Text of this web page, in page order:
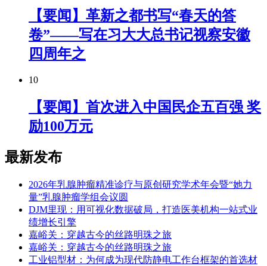
【要闻】革新之都书写“春天的答
卷”——写在习大大总书记视察安徽
四周年之
10
【要闻】首次进入中国民企五百强 奖
励100万元
最新发布
2026年乳腺肿瘤精准诊疗与原创研究学术年会暨“她力
量”乳腺肿瘤学组会议圆
DJM里现：用可视化数据破局，打造医美机构一站式业
绩增长引擎
嘉峪关：穿越古今的丝路明珠之旅
嘉峪关：穿越古今的丝路明珠之旅
工业铝型材：为何成为现代防静电工作台框架的首选材